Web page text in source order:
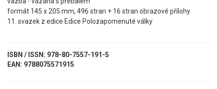
formát 145 x 205 mm, 496 stran + 16 stran obrazové přílohy
11. svazek z edice Edice Polozapomenuté války
ISBN / ISSN: 978-80-7557-191-5
EAN: 9788075571915